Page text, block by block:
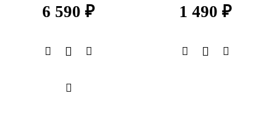
6 590 ₽ 1 490 ₽